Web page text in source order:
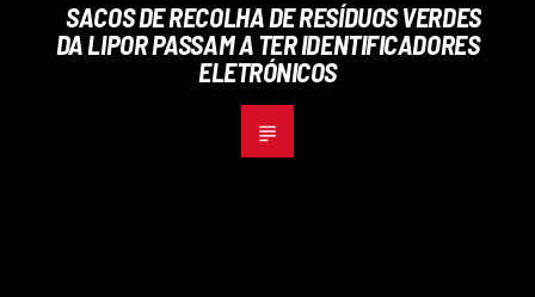
SACOS DE RECOLHA DE RESÍDUOS VERDES
DA LIPOR PASSAM A TER IDENTIFICADORES
ELETRÓNICOS